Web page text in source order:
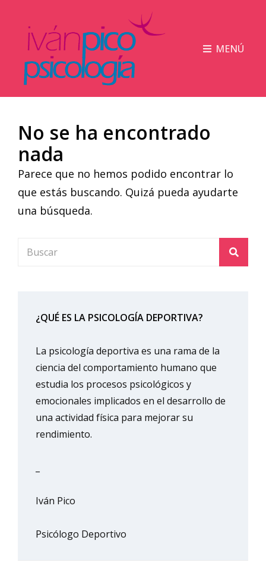
MENÚ
No se ha encontrado
nada
Parece que no hemos podido encontrar lo
que estás buscando. Quizá pueda ayudarte
una búsqueda.
Buscar:
¿QUÉ ES LA PSICOLOGÍA DEPORTIVA?
La psicología deportiva es una rama de la
ciencia del comportamiento humano que
estudia los procesos psicológicos y
emocionales implicados en el desarrollo de
una actividad física para mejorar su
rendimiento.
Iván Pico
Psicólogo Deportivo